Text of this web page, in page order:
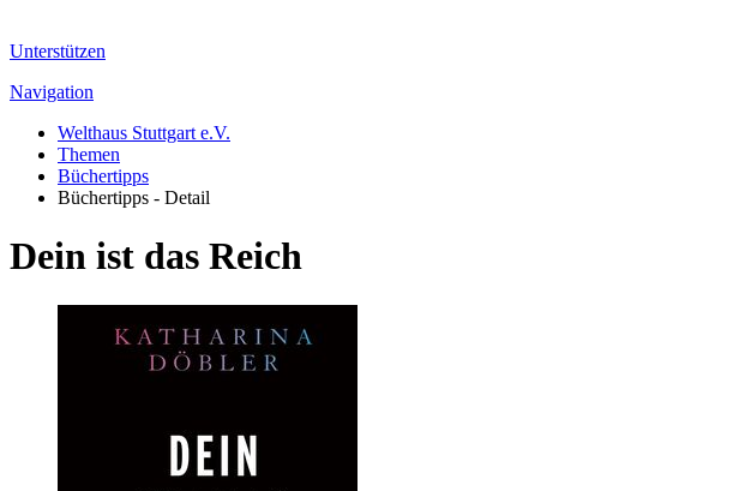
Unterstützen
Navigation
Welthaus Stuttgart e.V.
Themen
Büchertipps
Büchertipps - Detail
Dein ist das Reich